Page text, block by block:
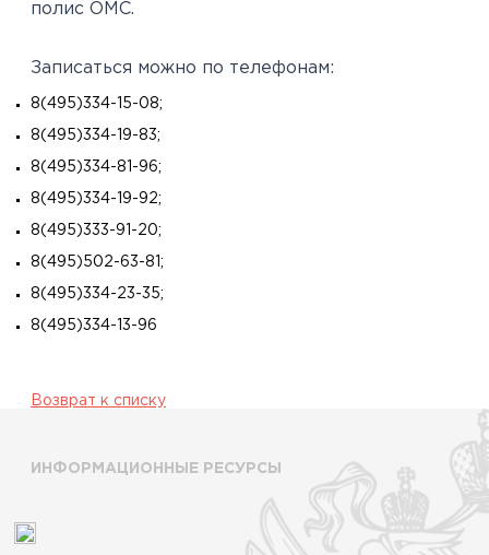
полис ОМС.
Записаться можно по телефонам:
8(495)334-15-08;
8(495)334-19-83;
8(495)334-81-96;
8(495)334-19-92;
8(495)333-91-20;
8(495)502-63-81;
8(495)334-23-35;
8(495)334-13-96
Возврат к списку
ИНФОРМАЦИОННЫЕ РЕСУРСЫ